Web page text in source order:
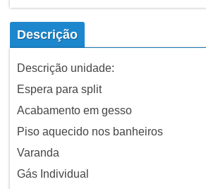
Descrição
Descrição unidade:
Espera para split
Acabamento em gesso
Piso aquecido nos banheiros
Varanda
Gás Individual